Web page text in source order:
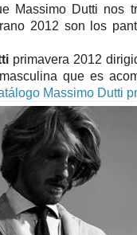
Massimo Dutti nos
2012 son los
primavera 2012
que es
Massimo Dutti